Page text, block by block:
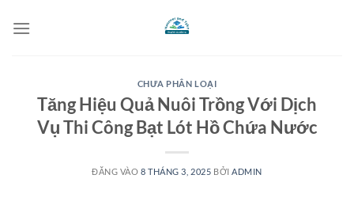
qua
CHƯA PHÂN LOẠI
Tăng Hiệu Quả Nuôi Trồng Với Dịch
Vụ Thi Công Bạt Lót Hồ Chứa Nước
ĐĂNG VÀO 8 THÁNG 3, 2025 BỞI ADMIN